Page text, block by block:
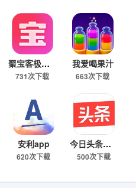
聚宝客极速版
731次下载
我爱喝果汁
663次下载
安利app
620次下载
今日头条极速版下载
500次下载